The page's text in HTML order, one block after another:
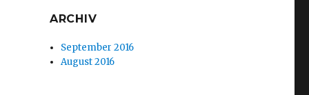
ARCHIV
September 2016
August 2016